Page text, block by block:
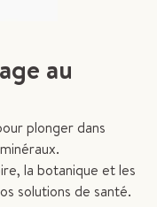
au
plonger dans
la botanique et les
solutions de santé.